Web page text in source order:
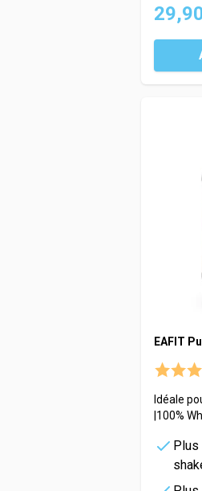
EAFIT
Idéale
|100%